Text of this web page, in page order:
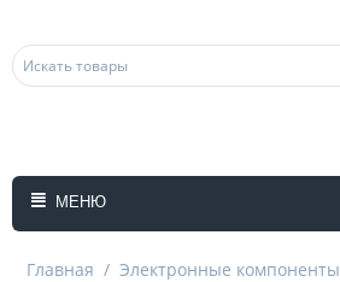
МЕНЮ
Главная / Электронные компоненты